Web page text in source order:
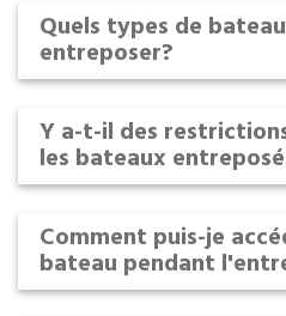
Quels types de
entreposer?
Y a-t-il des
les bateaux
Comment puis-je
bateau pendant